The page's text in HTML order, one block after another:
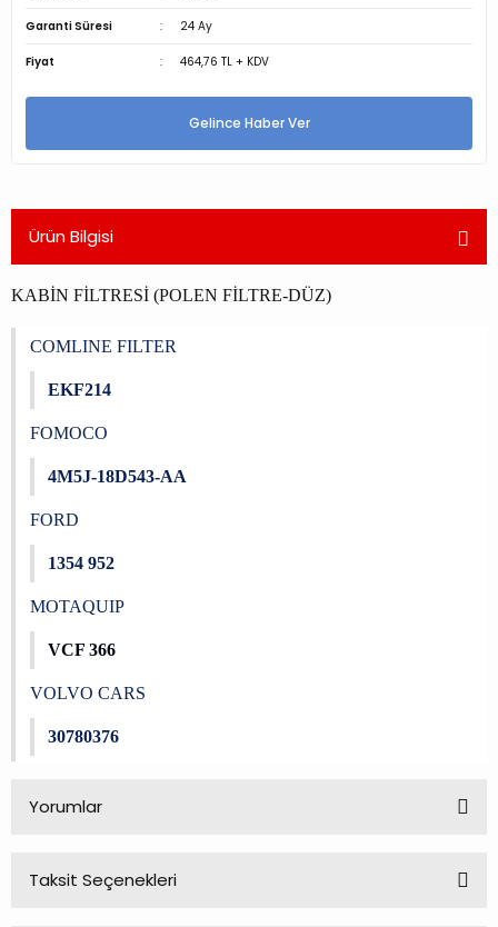
Garanti Süresi 24 Ay
Fiyat 464,76 TL + KDV
Gelince Haber Ver
Ürün Bilgisi
KABİN FİLTRESİ (POLEN FİLTRE-DÜZ)
COMLINE FILTER
EKF214
FOMOCO
4M5J-18D543-AA
FORD
1354 952
MOTAQUIP
VCF 366
VOLVO CARS
30780376
Yorumlar
Taksit Seçenekleri